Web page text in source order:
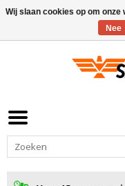
Wij slaan cookies op om
Nee